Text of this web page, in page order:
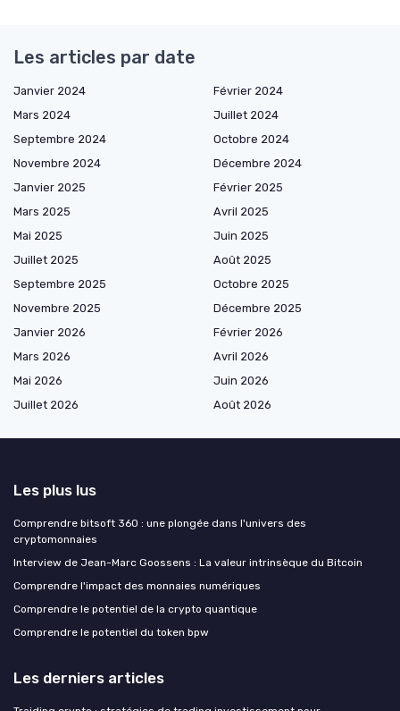
Les articles par date
Janvier 2024
Février 2024
Mars 2024
Juillet 2024
Septembre 2024
Octobre 2024
Novembre 2024
Décembre 2024
Janvier 2025
Février 2025
Mars 2025
Avril 2025
Mai 2025
Juin 2025
Juillet 2025
Août 2025
Septembre 2025
Octobre 2025
Novembre 2025
Décembre 2025
Janvier 2026
Février 2026
Mars 2026
Avril 2026
Mai 2026
Juin 2026
Juillet 2026
Août 2026
Les plus lus
Comprendre bitsoft 360 : une plongée dans l'univers des
cryptomonnaies
Interview de Jean-Marc Goossens : La valeur intrinsèque du Bitcoin
Comprendre l'impact des monnaies numériques
Comprendre le potentiel de la crypto quantique
Comprendre le potentiel du token bpw
Les derniers articles